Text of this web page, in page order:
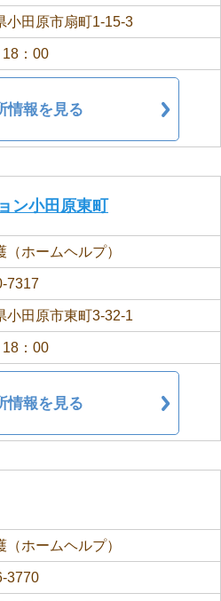
小田原市扇町1-15-3
：00
情報を見る
ン小田原東町
（ホームヘルプ）
7317
小田原市東町3-32-1
：00
情報を見る
（ホームヘルプ）
3770